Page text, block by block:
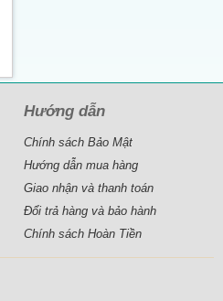
Hướng dẫn
Chính sách Bảo Mật
Hướng dẫn mua hàng
Giao nhận và thanh toán
Đổi trả hàng và bảo hành
Chính sách Hoàn Tiền